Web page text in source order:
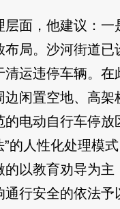
层面，他建议：一
布局。沙河街道已
清运违停车辆。在
边闲置空地、高架
的电动自行车停放
”的人性化处理模
的以教育劝导为主
通行安全的依法予